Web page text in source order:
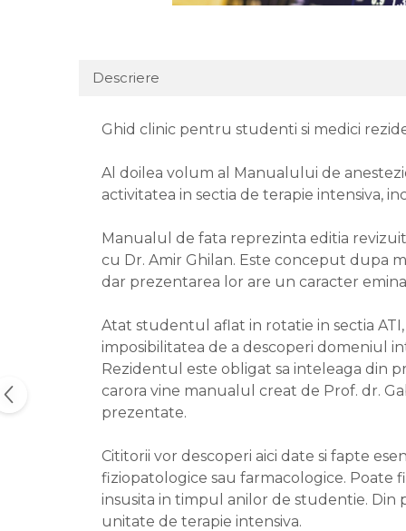
Descriere
Ghid clinic pentru studenti si medici
Al doilea volum al Manualului de
activitatea in sectia de terapie intensiva,
Manualul de fata reprezinta editia
cu Dr. Amir Ghilan. Este conceput dupa
dar prezentarea lor are un caracter
Atat studentul aflat in rotatie in sectia
imposibilitatea de a descoperi domeniul
Rezidentul este obligat sa inteleaga din
carora vine manualul creat de Prof. dr.
prezentate.
Cititorii vor descoperi aici date si fapte
fiziopatologice sau farmacologice. Poate
insusita in timpul anilor de studentie. Din
unitate de terapie intensiva.